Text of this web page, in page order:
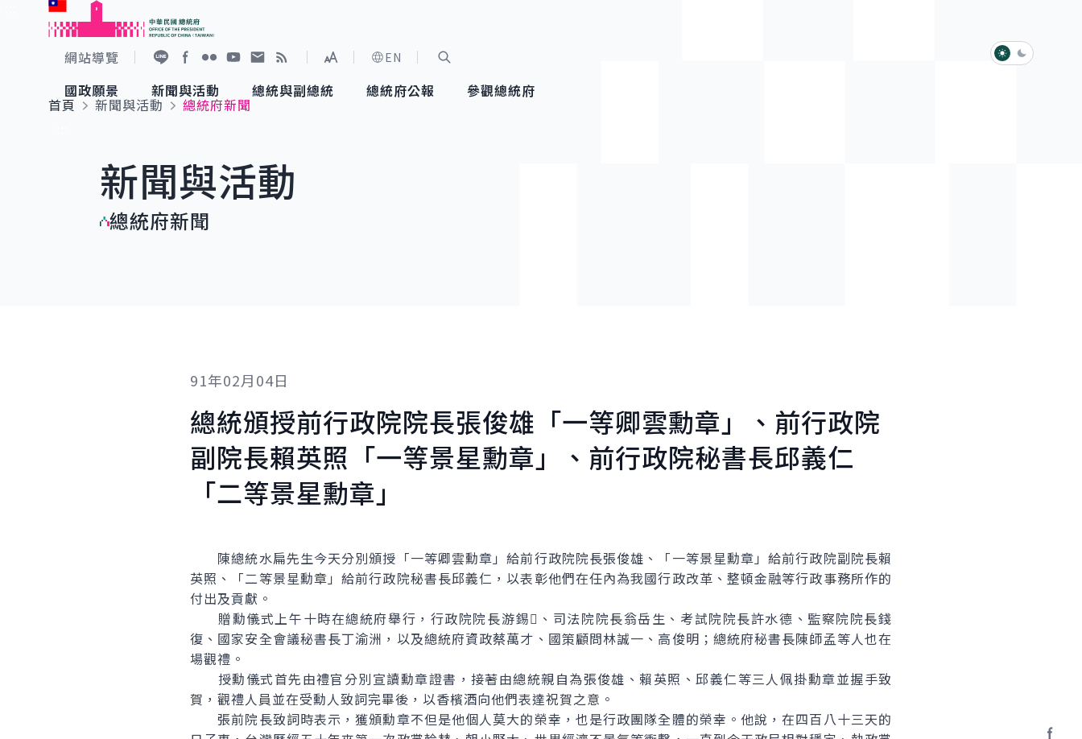
跳到主要內容
網站導覽
展開字級選單
EN
國政願景
國家氣候變遷對策委員會
重要談話
新聞與活動
總統府新聞
影音頻道
總統與副總統
賴清德總統
總統府公報 參觀總統府
參觀資訊
淺色模式
深色模式
首頁
新聞與活動
總統府新聞
新聞與活動
總統府新聞
91年02月04日
總統頒授前行政院院長張俊雄「一等卿雲勳章」、前行政院
副院長賴英照「一等景星勳章」、前行政院秘書長邱義仁
「二等景星勳章」
陳總統水扁先生今天分別頒授「一等卿雲勳章」給前行政院院長張俊雄、「一等景星勳章」給前行政院副院長賴
英照、「二等景星勳章」給前行政院秘書長邱義仁，以表彰他們在任內為我國行政改革、整頓金融等行政事務所作的
付出及貢獻。
贈勳儀式上午十時在總統府舉行，行政院院長游錫、司法院院長翁岳生、考試院院長許水德、監察院院長錢
復、國家安全會議秘書長丁渝洲，以及總統府資政蔡萬才、國策顧問林誠一、高俊明；總統府秘書長陳師孟等人也在
場觀禮。
授勳儀式首先由禮官分別宣讀勳章證書，接著由總統親自為張俊雄、賴英照、邱義仁等三人佩掛勳章並握手致
賀，觀禮人員並在受勳人致詞完畢後，以香檳酒向他們表達祝賀之意。
張前院長致詞時表示，獲頒勳章不但是他個人莫大的榮幸，也是行政團隊全體的榮幸。他說，在四百八十三天的